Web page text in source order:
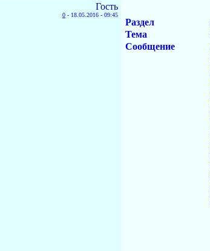
Гость
0 - 18.05.2016 - 09:45
Раздел
Тема
Сообщение